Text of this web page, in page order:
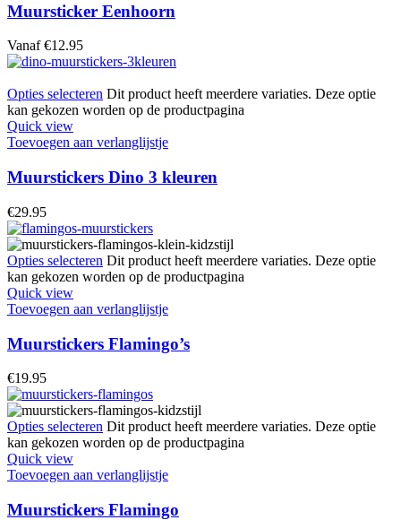
Muursticker Eenhoorn
Vanaf €12.95
Opties selecteren Dit product heeft meerdere variaties. Deze optie
kan gekozen worden op de productpagina
Quick view
Toevoegen aan verlanglijstje
Muurstickers Dino 3 kleuren
€29.95
Opties selecteren Dit product heeft meerdere variaties. Deze optie
kan gekozen worden op de productpagina
Quick view
Toevoegen aan verlanglijstje
Muurstickers Flamingo’s
€19.95
Opties selecteren Dit product heeft meerdere variaties. Deze optie
kan gekozen worden op de productpagina
Quick view
Toevoegen aan verlanglijstje
Muurstickers Flamingo